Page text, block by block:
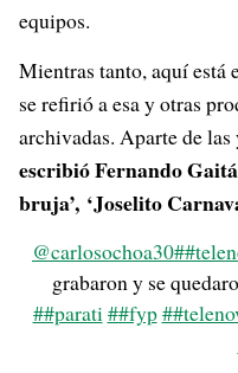
equipos.
Mientras tanto, aquí está
se refirió a esa y otras
archivadas. Aparte de las
escribió Fernando
bruja’, ‘Joselito
@carlosochoa30
grabaron y se
##parati##fyp